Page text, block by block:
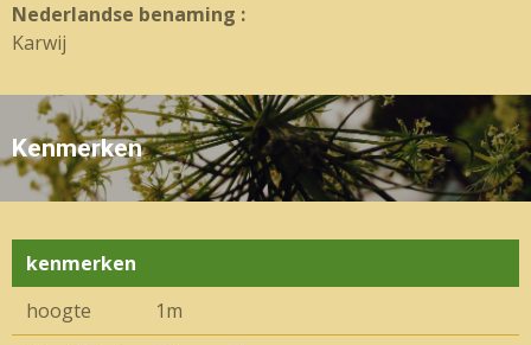
Nederlandse benaming :
Karwij
Kenmerken
kenmerken
hoogte
1m